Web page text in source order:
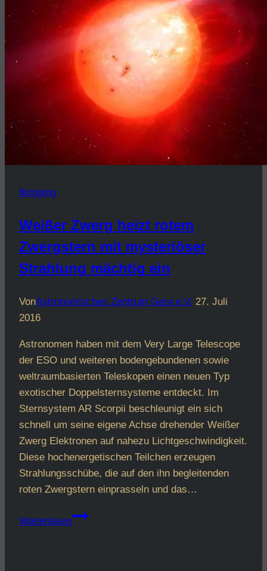
blogging
Weißer Zwerg heizt rotem
Zwergstern mit mysteriöser
Strahlung mächtig ein
VonAstronomisches Zentrum Gera e.V. 27. Juli
2016
Astronomen haben mit dem Very Large Telescope
der ESO und weiteren bodengebundenen sowie
weltraumbasierten Teleskopen einen neuen Typ
exotischer Doppelsternsysteme entdeckt. Im
Sternsystem AR Scorpii beschleunigt ein sich
schnell um seine eigene Achse drehender Weißer
Zwerg Elektronen auf nahezu Lichtgeschwindigkeit.
Diese hochenergetischen Teilchen erzeugen
Strahlungsschübe, die auf den ihn begleitenden
roten Zwergstern einprasseln und das…
Weiterlesen
Weißer